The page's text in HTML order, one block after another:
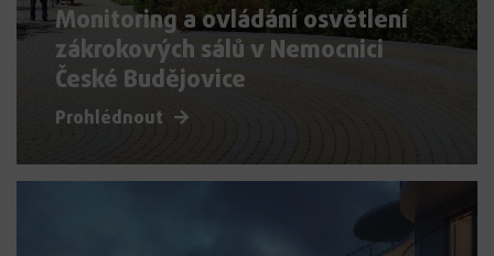
Monitoring a ovládání osvětlení
zákrokových sálů v Nemocnici
České Budějovice
Prohlédnout